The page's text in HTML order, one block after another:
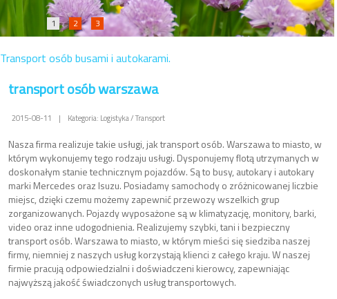
1 2 3
Transport osób busami i autokarami.
transport osób warszawa
2015-08-11 | Kategoria: Logistyka / Transport
Nasza firma realizuje takie usługi, jak transport osób. Warszawa to miasto, w
którym wykonujemy tego rodzaju usługi. Dysponujemy flotą utrzymanych w
doskonałym stanie technicznym pojazdów. Są to busy, autokary i autokary
marki Mercedes oraz Isuzu. Posiadamy samochody o zróżnicowanej liczbie
miejsc, dzięki czemu możemy zapewnić przewozy wszelkich grup
zorganizowanych. Pojazdy wyposażone są w klimatyzację, monitory, barki,
video oraz inne udogodnienia. Realizujemy szybki, tani i bezpieczny
transport osób. Warszawa to miasto, w którym mieści się siedziba naszej
firmy, niemniej z naszych usług korzystają klienci z całego kraju. W naszej
firmie pracują odpowiedzialni i doświadczeni kierowcy, zapewniając
najwyższą jakość świadczonych usług transportowych.